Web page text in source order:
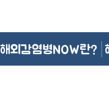
해외감염병NOW란?